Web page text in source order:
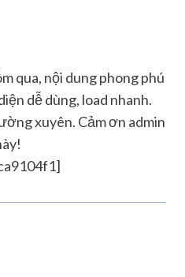
qua, nội dung phong phú
dễ dùng, load nhanh.
xuyên. Cảm ơn admin